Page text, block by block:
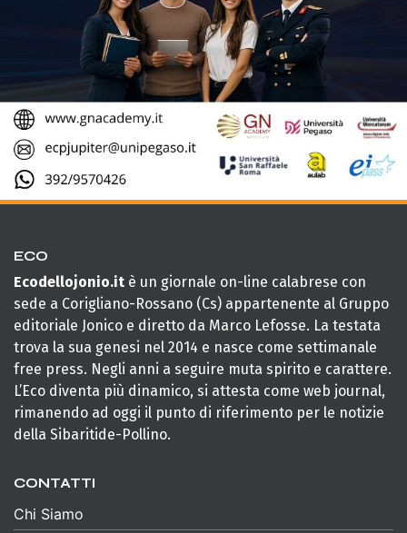
ECO
Ecodellojonio.it è un giornale on-line calabrese con
sede a Corigliano-Rossano (Cs) appartenente al Gruppo
editoriale Jonico e diretto da Marco Lefosse. La testata
trova la sua genesi nel 2014 e nasce come settimanale
free press. Negli anni a seguire muta spirito e carattere.
L’Eco diventa più dinamico, si attesta come web journal,
rimanendo ad oggi il punto di riferimento per le notizie
della Sibaritide-Pollino.
CONTATTI
Chi Siamo